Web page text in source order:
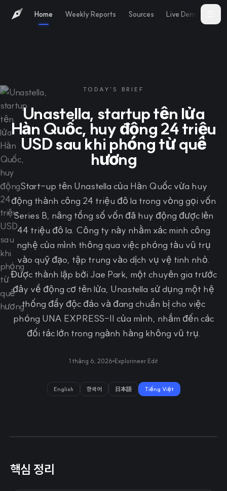
Home Weekly Reports Sources Live Demo
TODAY'S BRIEF
Unastella, startup tên lửa
Hàn Quốc, huy động 24 triệu
USD sau khi phóng từ quê
hương
Start-up tên Unastella của Hàn Quốc vừa huy
động thành công 24 triệu đô la trong vòng gọi vốn
Series B, nâng tổng số vốn đã huy động được lên
44 triệu đô la. Công ty này nhằm xác minh công
nghệ của mình thông qua việc phóng tàu vũ trụ
vào quỹ đạo, tập trung vào dịch vụ vệ tinh nhỏ.
Được thành lập bởi Jae Park, một chuyên gia trước
đây về động cơ tên lửa, Unastella sử dụng một hệ
thống đẩy độc đáo và đang chuẩn bị cho việc
phóng UNA EXPRESS-II của mình, nhắm đến các
đối tác lớn trong ngành hàng không vũ trụ.
1 tháng 6, 2026 Explorineer Edit
English 한국어 日本語 Tiếng Việt
핵심 정리